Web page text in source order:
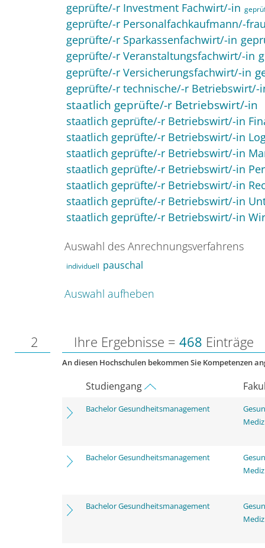
geprüfte/-r Investment Fachwirt/-in
geprüfte/-r Personalfachkaufmann/-
geprüfte/-r Sparkassenfachwirt/-in
geprüfte/-r Veranstaltungsfachwirt/-in
geprüfte/-r Versicherungsfachwirt/-in
geprüfte/-r technische/-r Betriebswirt/-
staatlich geprüfte/-r Betriebswirt/-in
staatlich geprüfte/-r Betriebswirt/-in
staatlich geprüfte/-r Betriebswirt/-in
staatlich geprüfte/-r Betriebswirt/-in
staatlich geprüfte/-r Betriebswirt/-in
staatlich geprüfte/-r Betriebswirt/-in
staatlich geprüfte/-r Betriebswirt/-in
staatlich geprüfte/-r Betriebswirt/-in
Auswahl des Anrechnungsverfahrens
individuell pauschal
Auswahl aufheben
2 Ihre Ergebnisse = 468 Einträge
An diesen Hochschulen bekommen Sie Kompetenzen
Studiengang
Bachelor Gesundheitsmanagement
Bachelor Gesundheitsmanagement
Bachelor Gesundheitsmanagement